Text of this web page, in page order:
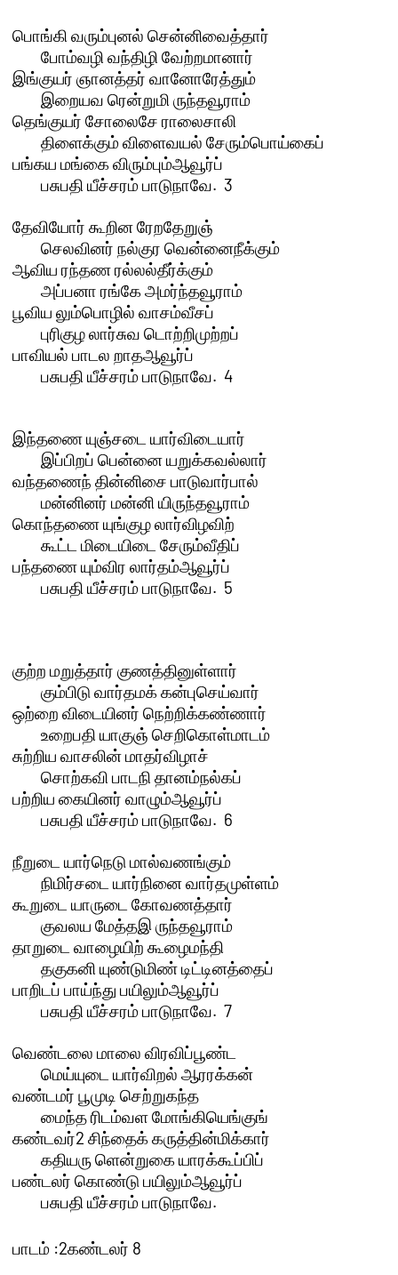
பொங்கி வரும்புனல் சென்னிவைத்தார்
	போம்வழி வந்திழி வேற்றமானார்
இங்குயர் ஞானத்தர் வானோரேத்தும்
தெங்குயர் சோலைசே ராலைசாலி
	திளைக்கும் விளைவயல் சேரும்பொய்கைப்
பங்கய மங்கை விரும்பும்ஆவூர்ப்
	பசுபதி யீச்சரம் பாடுநாவே.  3
தேவியோர் கூறின ரேறதேறுஞ்
	செலவினர் நல்குர வென்னைநீக்கும்
ஆவிய ரந்தண ரல்லல்தீர்க்கும்
	அப்பனா ரங்கே அமர்ந்தவூராம்
பூவிய லும்பொழில் வாசம்வீசப்
	புரிகுழ லார்சுவ டொற்றிமுற்றப்
பாவியல் பாடல றாதஆவூர்ப்
	பசுபதி யீச்சரம் பாடுநாவே.  4
இந்தணை யுஞ்சடை யார்விடையார்
வந்தணைந் தின்னிசை பாடுவார்பால்
	மன்னினர் மன்னி யிருந்தவூராம்
கொந்தணை யுங்குழ லார்விழவிற்
	கூட்ட மிடையிடை சேரும்வீதிப்
பந்தணை யும்விர லார்தம்ஆவூர்ப்
	பசுபதி யீச்சரம் பாடுநாவே.  5
குற்ற மறுத்தார் குணத்தினுள்ளார்
	கும்பிடு வார்தமக் கன்புசெய்வார்
ஒற்றை விடையினர் நெற்றிக்கண்ணார்
	உறைபதி யாகுஞ் செறிகொள்மாடம்
சுற்றிய வாசலின் மாதர்விழாச்
	சொற்கவி பாடநி தானம்நல்கப்
பற்றிய கையினர் வாழும்ஆவூர்ப்
	பசுபதி யீச்சரம் பாடுநாவே.  6
நீறுடை யார்நெடு மால்வணங்கும்
	நிமிர்சடை யார்நினை வார்தமுள்ளம்
கூறுடை யாருடை கோவணத்தார்
	குவலய மேத்தஇ ருந்தவூராம்
தாறுடை வாழையிற் கூழைமந்தி
	தகுகனி யுண்டுமிண் டிட்டினத்தைப்
பாறிடப் பாய்ந்து பயிலும்ஆவூர்ப்
	பசுபதி யீச்சரம் பாடுநாவே.  7
வெண்டலை மாலை விரவிப்பூண்ட
	மெய்யுடை யார்விறல் ஆரரக்கன்
வண்டமர் பூமுடி செற்றுகந்த
	மைந்த ரிடம்வள மோங்கியெங்குங்
கண்டவர்2 சிந்தைக் கருத்தின்மிக்கார்
	கதியரு ளென்றுகை யாரக்கூப்பிப்
பண்டலர் கொண்டு பயிலும்ஆவூர்ப்
	பசுபதி யீச்சரம் பாடுநாவே.
பாடம் :2கண்டலர் 8